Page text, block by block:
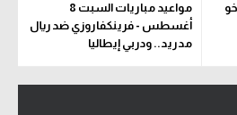
مواعيد مباريات السبت 8
أغسطس - فرينكفاروزي ضد ريال
مدريد.. ودربي إيطاليا